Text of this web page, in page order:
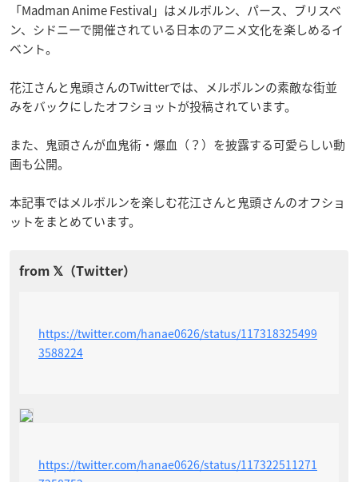
「Madman Anime Festival」はメルボルン、パース、ブリスベ
ン、シドニーで開催されている日本のアニメ文化を楽しめるイ
ベント。
花江さんと鬼頭さんのTwitterでは、メルボルンの素敵な街並
みをバックにしたオフショットが投稿されています。
また、鬼頭さんが血鬼術・爆血（？）を披露する可愛らしい動
画も公開。
本記事ではメルボルンを楽しむ花江さんと鬼頭さんのオフショ
ットをまとめています。
https://twitter.com/hanae0626/status/117318325499
3588224
https://twitter.com/hanae0626/status/117322511271